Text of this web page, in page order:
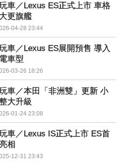
車／Lexus ES正式上市 車格
更旗艦
04-28 23:44
車／Lexus ES展開預售 導入
車型
03-26 18:26
車／本田「非洲雙」更新 小
大升級
01-24 23:08
車／Lexus IS正式上市 ES首
相
12-31 23:43